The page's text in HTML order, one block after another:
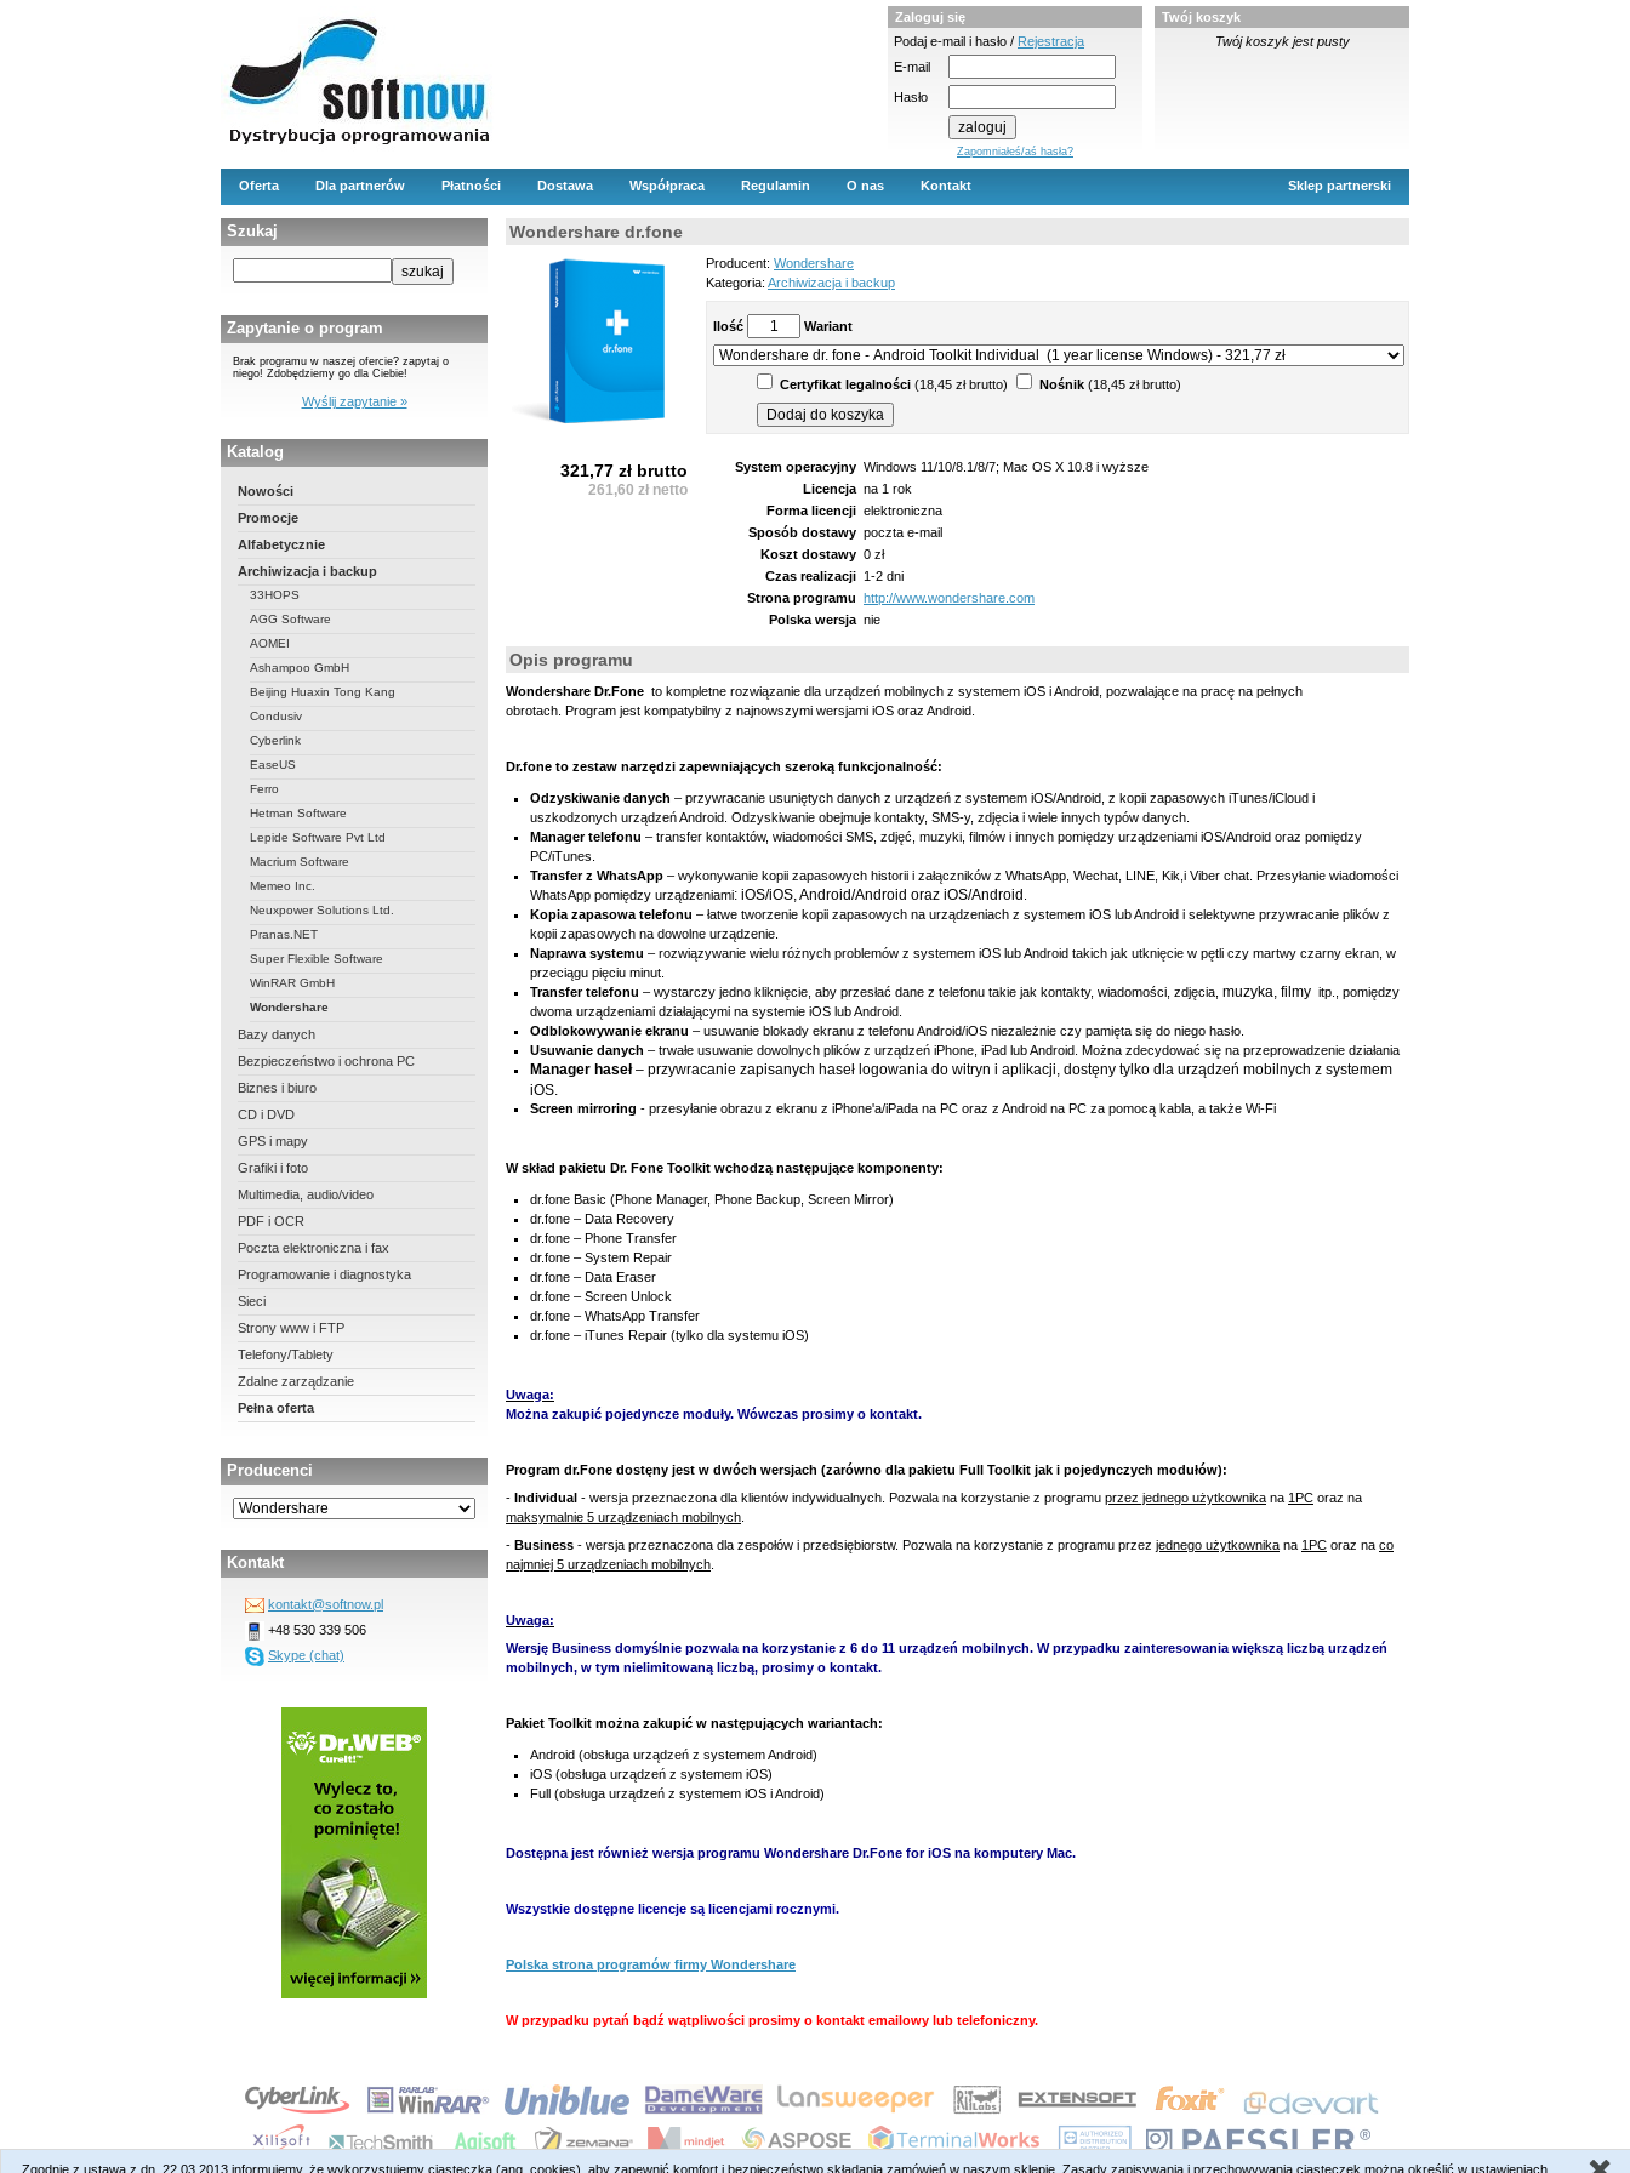
Zaloguj się
Podaj e-mail i hasło / Rejestracja
E-mail
Hasło
Zapomniałeś/aś hasła?
Twój koszyk
Twój koszyk jest pusty
Oferta Dla partnerów Płatności Dostawa Współpraca Regulamin O nas Kontakt Sklep partnerski
Szukaj
Zapytanie o program
Brak programu w naszej ofercie? zapytaj o
niego! Zdobędziemy go dla Ciebie!
Wyślij zapytanie »
Katalog
Nowości
Promocje
Alfabetycznie
Archiwizacja i backup
33HOPS
AGG Software
AOMEI
Ashampoo GmbH
Beijing Huaxin Tong Kang
Condusiv
Cyberlink
EaseUS
Ferro
Hetman Software
Lepide Software Pvt Ltd
Macrium Software
Memeo Inc.
Neuxpower Solutions Ltd.
Pranas.NET
Super Flexible Software
WinRAR GmbH
Wondershare
Bazy danych
Bezpieczeństwo i ochrona PC
Biznes i biuro
CD i DVD
GPS i mapy
Grafiki i foto
Multimedia, audio/video
PDF i OCR
Poczta elektroniczna i fax
Programowanie i diagnostyka
Sieci
Strony www i FTP
Telefony/Tablety
Zdalne zarządzanie
Pełna oferta
Producenci
Kontakt
kontakt@softnow.pl
+48 530 339 506
Skype (chat)
Wondershare dr.fone
Producent: Wondershare
Kategoria: Archiwizacja i backup
Ilość Wariant
Certyfikat legalności (18,45 zł brutto) Nośnik (18,45 zł brutto)
321,77 zł brutto
261,60 zł netto
System operacyjny Windows 11/10/8.1/8/7; Mac OS X 10.8 i wyższe
Licencja na 1 rok
Forma licencji elektroniczna
Sposób dostawy poczta e-mail
Koszt dostawy 0 zł
Czas realizacji 1-2 dni
Strona programu http://www.wondershare.com
Polska wersja nie
Opis programu
Wondershare Dr.Fone to kompletne rozwiązanie dla urządzeń mobilnych z systemem iOS i Android, pozwalające na pracę na pełnych
obrotach. Program jest kompatybilny z najnowszymi wersjami iOS oraz Android.
Dr.fone to zestaw narzędzi zapewniających szeroką funkcjonalność:
Odzyskiwanie danych – przywracanie usuniętych danych z urządzeń z systemem iOS/Android, z kopii zapasowych iTunes/iCloud i
uszkodzonych urządzeń Android. Odzyskiwanie obejmuje kontakty, SMS-y, zdjęcia i wiele innych typów danych.
Manager telefonu – transfer kontaktów, wiadomości SMS, zdjęć, muzyki, filmów i innych pomiędzy urządzeniami iOS/Android oraz pomiędzy
PC/iTunes.
Transfer z WhatsApp – wykonywanie kopii zapasowych historii i załączników z WhatsApp, Wechat, LINE, Kik,i Viber chat. Przesyłanie wiadomości
WhatsApp pomiędzy urządzeniami: iOS/iOS, Android/Android oraz iOS/Android
Kopia zapasowa telefonu – łatwe tworzenie kopii zapasowych na urządzeniach z systemem iOS lub Android i selektywne przywracanie plików z
kopii zapasowych na dowolne urządzenie.
Naprawa systemu – rozwiązywanie wielu różnych problemów z systemem iOS lub Android takich jak utknięcie w pętli czy martwy czarny ekran, w
przeciągu pięciu minut.
Transfer telefonu – wystarczy jedno kliknięcie, aby przesłać dane z telefonu takie jak kontakty, wiadomości, zdjęcia, muzyka, filmy itp., pomiędzy
dwoma urządzeniami działającymi na systemie iOS lub Android.
Odblokowywanie ekranu – usuwanie blokady ekranu z telefonu Android/iOS niezależnie czy pamięta się do niego hasło.
Usuwanie danych – trwałe usuwanie dowolnych plików z urządzeń iPhone, iPad lub Android. Można zdecydować się na przeprowadzenie działania
Manager haseł– przywracanie zapisanych haseł logowania do witryn i aplikacji, dostęny tylko dla urządzeń mobilnych z systemem
iOS.
Screen mirroring - przesyłanie obrazu z ekranu z iPhone'a/iPada na PC oraz z Android na PC za pomocą kabla, a także Wi-Fi
W skład pakietu Dr. Fone Toolkit wchodzą następujące komponenty:
dr.fone Basic (Phone Manager, Phone Backup, Screen Mirror)
dr.fone – Data Recovery
dr.fone – Phone Transfer
dr.fone – System Repair
dr.fone – Data Eraser
dr.fone – Screen Unlock
dr.fone – WhatsApp Transfer
dr.fone – iTunes Repair (tylko dla systemu iOS)
Uwaga:
Można zakupić pojedyncze moduły. Wówczas prosimy o kontakt.
Program dr.Fone dostęny jest w dwóch wersjach (zarówno dla pakietu Full Toolkit jak i pojedynczych modułów):
- Individual - wersja przeznaczona dla klientów indywidualnych. Pozwala na korzystanie z programu przez jednego użytkownika na 1PC oraz na
maksymalnie 5 urządzeniach mobilnych
- Business - wersja przeznaczona dla zespołów i przedsiębiorstw. Pozwala na korzystanie z programu przez jednego użytkownika na 1PC oraz na co
najmniej 5 urządzeniach mobilnych
Uwaga:
Wersję Business domyślnie pozwala na korzystanie z 6 do 11 urządzeń mobilnych. W przypadku zainteresowania większą liczbą urządzeń
mobilnych, w tym nielimitowaną liczbą, prosimy o kontakt.
Pakiet Toolkit można zakupić w następujących wariantach:
Android (obsługa urządzeń z systemem Android)
iOS (obsługa urządzeń z systemem iOS)
Full (obsługa urządzeń z systemem iOS i Android)
Dostępna jest również wersja programu Wondershare Dr.Fone for iOS na komputery Mac.
Wszystkie dostępne licencje są licencjami rocznymi.
Polska strona programów firmy Wondershare
W przypadku pytań bądź wątpliwości prosimy o kontakt emailowy lub telefoniczny.
Zgodnie z ustawą z dn. 22.03.2013 informujemy, że wykorzystujemy ciasteczka (ang. cookies), aby zapewnić komfort i bezpieczeństwo składania zamówień w naszym sklepie. Zasady zapisywania i przechowywania ciasteczek można określić w ustawieniach